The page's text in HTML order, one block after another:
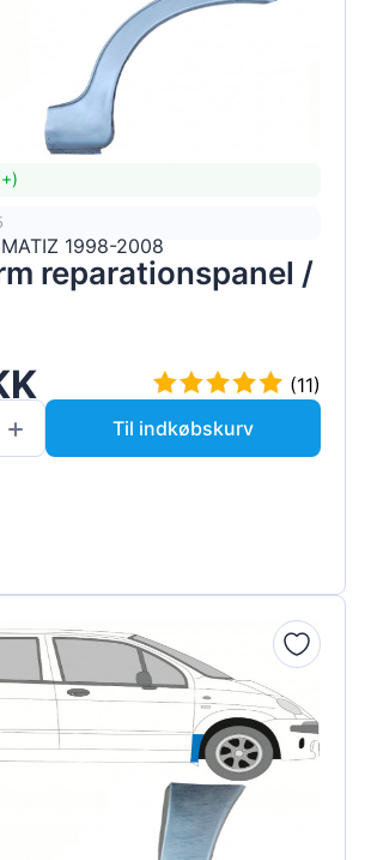
MATIZ 1998-2008
reparationspanel /
(11)
Til indkøbskurv